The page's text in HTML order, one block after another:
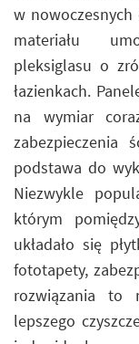
w nowoczesnych
materiału
pleksiglasu o
łazienkach.
na wymiar
zabezpieczenia
podstawa do
Niezwykle
którym
układało się
fototapety,
rozwiązania to
lepszego